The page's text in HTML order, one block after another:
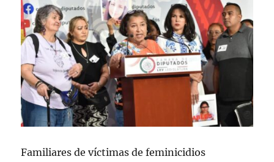
Familiares de víctimas de feminicidios